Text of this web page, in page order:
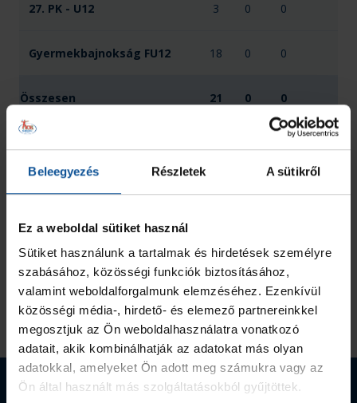
Beleegyezés Részletek A sütikről
Ez a weboldal sütiket használ
Sütiket használunk a tartalmak és hirdetések személyre
szabásához, közösségi funkciók biztosításához,
valamint weboldalforgalmunk elemzéséhez. Ezenkívül
közösségi média-, hirdető- és elemező partnereinkkel
megosztjuk az Ön weboldalhasználatra vonatkozó
adatait, akik kombinálhatják az adatokat más olyan
adatokkal, amelyeket Ön adott meg számukra vagy az
Ön által használt más szolgáltatásokból gyűjtöttek.
27. PK - U12 3 0 0
Gyermekbajnokság FU12 18 0 0
Összesen 21 0 0
Webshop termékek